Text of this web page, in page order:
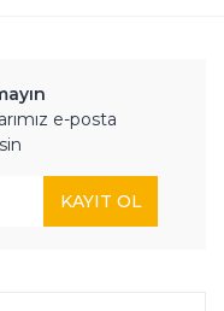
e-posta
KAYIT OL